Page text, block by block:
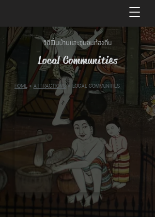
วิถีพื้นบ้านและชุมชนท้องถิ่น
Local Communities
HOME> ATTRACTIONS> LOCAL COMMUNITIES